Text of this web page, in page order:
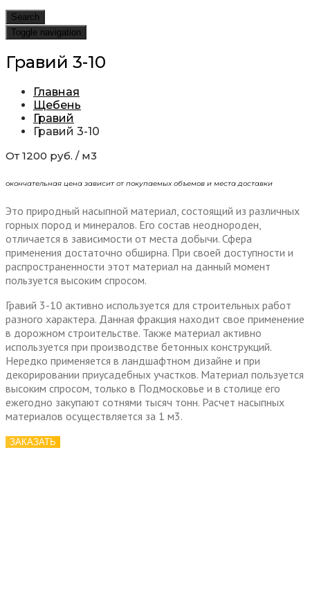
Search
Toggle navigation
Гравий 3-10
Главная
Щебень
Гравий
Гравий 3-10
От 1200 руб. / м3
окончательная цена зависит от покупаемых объемов и места доставки
Это природный насыпной материал, состоящий из различных
горных пород и минералов. Его состав неоднороден,
отличается в зависимости от места добычи. Сфера
применения достаточно обширна. При своей доступности и
распространенности этот материал на данный момент
пользуется высоким спросом.
Гравий 3-10 активно используется для строительных работ
разного характера. Данная фракция находит свое применение
в дорожном строительстве. Также материал активно
используется при производстве бетонных конструкций.
Нередко применяется в ландшафтном дизайне и при
декорировании приусадебных участков. Материал пользуется
высоким спросом, только в Подмосковье и в столице его
ежегодно закупают сотнями тысяч тонн. Расчет насыпных
материалов осуществляется за 1 м3.
ЗАКАЗАТЬ